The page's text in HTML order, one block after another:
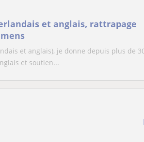
et anglais, rattrapage
et anglais), je donne depuis plus de
et soutien...